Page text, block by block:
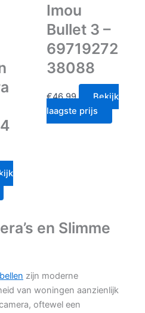
Imou
Bullet 3 –
69719272
38088
€46.99
Bekijk
laagste prijs
en Slimme
zijn moderne
van woningen aanzienlijk
oftewel een